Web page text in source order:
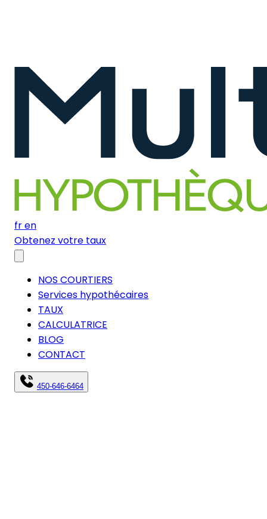
fren
Obtenez votre taux
NOS COURTIERS
Services hypothécaires
TAUX
CALCULATRICE
BLOG
CONTACT
450-646-6464